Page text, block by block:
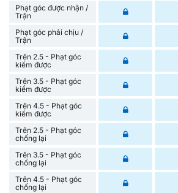
Phạt góc được nhận /
Trận
Phạt góc phải chịu /
Trận
Trên 2.5 - Phạt góc
kiếm được
Trên 3.5 - Phạt góc
kiếm được
Trên 4.5 - Phạt góc
kiếm được
Trên 2.5 - Phạt góc
chống lại
Trên 3.5 - Phạt góc
chống lại
Trên 4.5 - Phạt góc
chống lại